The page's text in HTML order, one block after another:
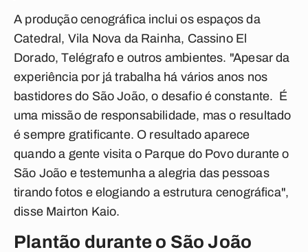
A produção cenográfica inclui os espaços da
Catedral, Vila Nova da Rainha, Cassino El
Dorado, Telégrafo e outros ambientes. "Apesar da
experiência por já trabalha há vários anos nos
bastidores do São João, o desafio é constante. É
uma missão de responsabilidade, mas o resultado
é sempre gratificante. O resultado aparece
quando a gente visita o Parque do Povo durante o
São João e testemunha a alegria das pessoas
tirando fotos e elogiando a estrutura cenográfica",
disse Mairton Kaio.
Plantão durante o São João